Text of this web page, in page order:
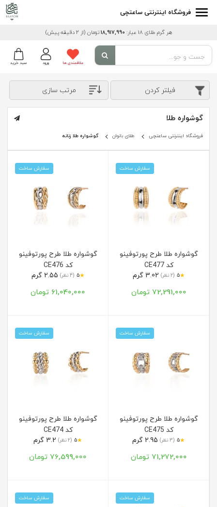
فروشگاه اینترنتی ساعتچی
هر گرم طلای 18 عیار: 18,917,990تومان (از 2 دقیقه پیش)
سبد خرید ورود علاقمندی ها
فیلتر کردن مرتب سازی
گوشواره طلا
فروشگاه اینترنتی ساعتچی طلای بانوان گوشواره طلا زنانه
سفارش ساخت
گوشواره طلا طرح پورتوفینو
کد CE477
★
5 (2 نظر)
72,291,000 تومان
سفارش ساخت
گوشواره طلا طرح پورتوفینو
کد CE476
★
5 (4 نظر)
61,040,000 تومان
سفارش ساخت
گوشواره طلا طرح پورتوفینو
کد CE475
★
5 (3 نظر)
71,272,000 تومان
سفارش ساخت
گوشواره طلا طرح پورتوفینو
کد CE474
★
5 (2 نظر)
76,599,000 تومان
سفارش ساخت سفارش ساخت